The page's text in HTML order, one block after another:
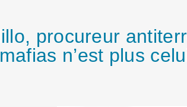
procureur
n’est plus